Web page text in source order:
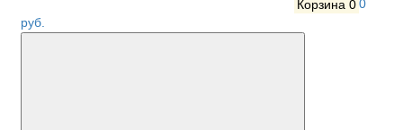
Корзина 00
руб.